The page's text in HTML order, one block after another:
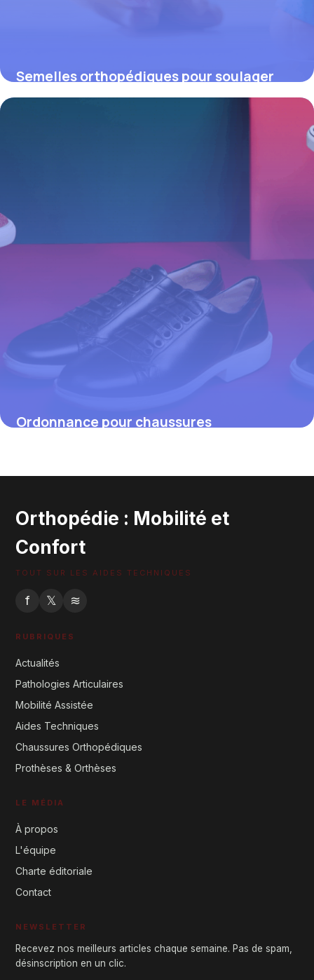
Semelles orthopédiques pour soulager
l’épine calcanéenne : solutions sur
Ordonnance pour chaussures
Orthopédie : Mobilité et
Confort
TOUT SUR LES AIDES TECHNIQUES
f 𝕏 ≋
RUBRIQUES
Actualités
Pathologies Articulaires
Mobilité Assistée
Aides Techniques
Chaussures Orthopédiques
Prothèses & Orthèses
LE MÉDIA
À propos
L'équipe
Charte éditoriale
Contact
NEWSLETTER
Recevez nos meilleurs articles chaque semaine. Pas de spam,
désinscription en un clic.